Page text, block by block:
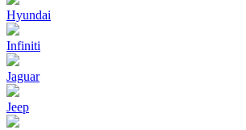
Hyundai
Infiniti
Jaguar
Jeep